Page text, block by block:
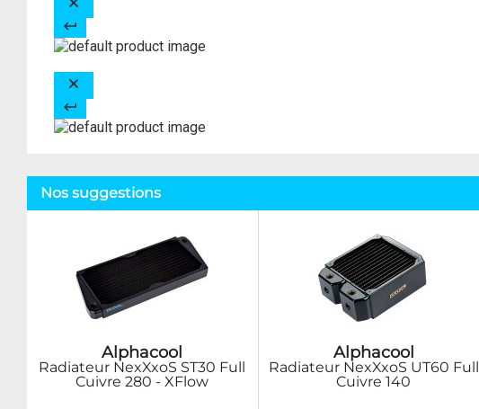
Nos suggestions
Alphacool
Radiateur NexXxoS ST30 Full
Cuivre 280 - XFlow
Alphacool
Radiateur NexXxoS UT60 Full
Cuivre 140